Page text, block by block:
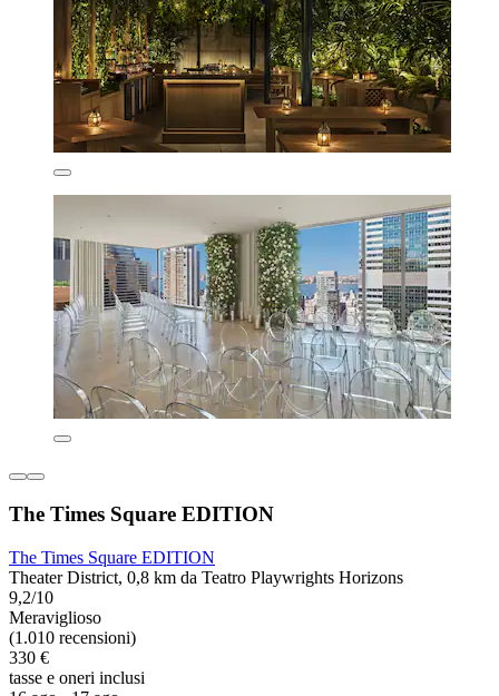
The Times Square EDITION
The Times Square EDITION
Theater District, 0,8 km da Teatro Playwrights Horizons
9,2/10
Meraviglioso
(1.010 recensioni)
330 €
tasse e oneri inclusi